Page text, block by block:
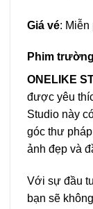
Giá vé: Miễn
Phim
ONELIKE
được yêu
Studio này
góc thư
ảnh đẹp và
Với sự đầu
bạn sẽ